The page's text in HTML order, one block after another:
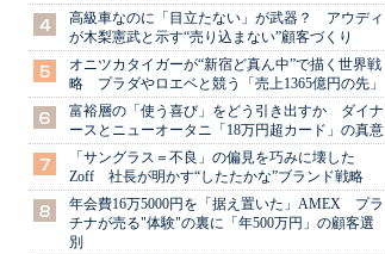
高級車なのに「目立たない」が武器？ アウディ
が木梨憲武と示す“売り込まない”顧客づくり
オニツカタイガーが“新宿ど真ん中”で描く世界戦
略 プラダやロエベと競う「売上1365億円の先」
富裕層の「使う喜び」をどう引き出すか ダイナ
ースとニューオータニ「18万円超カード」の真意
「サングラス＝不良」の偏見を巧みに壊した
Zoff 社長が明かす“したたかな”ブランド戦略
年会費16万5000円を「据え置いた」AMEX プラ
チナが売る"体験"の裏に「年500万円」の顧客選
別